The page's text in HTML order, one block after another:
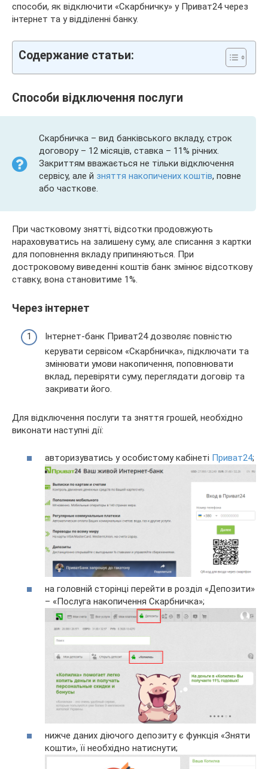
способи, як відключити «Скарбничку» у Приват24 через
інтернет та у відділенні банку.
Содержание статьи:
Способи відключення послуги
Скарбничка – вид банківського вкладу, строк
договору – 12 місяців, ставка – 11% річних.
Закриттям вважається не тільки відключення
сервісу, але й зняття накопичених коштів, повне
або часткове.
При частковому знятті, відсотки продовжують
нараховуватись на залишену суму, але списання з картки
для поповнення вкладу припиняються. При
достроковому виведенні коштів банк змінює відсоткову
ставку, вона становитиме 1%.
Через інтернет
Інтернет-банк Приват24 дозволяє повністю
керувати сервісом «Скарбничка», підключати та
змінювати умови накопичення, поповнювати
вклад, перевіряти суму, переглядати договір та
закривати його.
Для відключення послуги та зняття грошей, необхідно
виконати наступні дії:
авторизуватись у особистому кабінеті Приват24;
на головній сторінці перейти в розділ «Депозити»
– «Послуга накопичення Скарбничка»;
нижче даних діючого депозиту є функція «Зняти
кошти», її необхідно натиснути;